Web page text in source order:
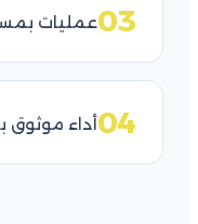
03عمليات
04أداء موثوق